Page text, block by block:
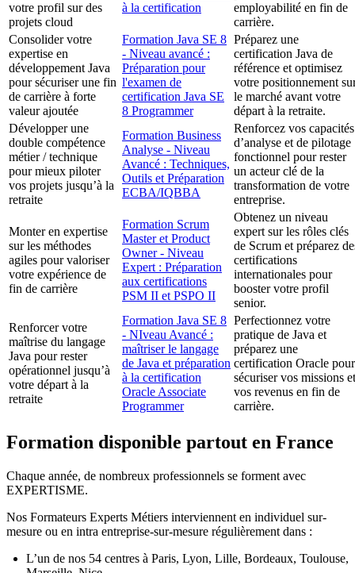
votre profil sur des
projets cloud
à la certification
employabilité en fin de
carrière.
Consolider votre
expertise en
développement Java
pour sécuriser une fin
de carrière à forte
valeur ajoutée
Formation Java SE 8
- Niveau avancé :
Préparation pour
l'examen de
certification Java SE
8 Programmer
Préparez une
certification Java de
référence et optimisez
votre positionnement
le marché avant votre
départ à la retraite.
Développer une
double compétence
métier / technique
pour mieux piloter
vos projets jusqu’à la
retraite
Formation Business
Analyse - Niveau
Avancé : Techniques,
Outils et Préparation
ECBA/IQBBA
Renforcez vos capacités
d’analyse et de pilotage
fonctionnel pour rester
un acteur clé de la
transformation de votre
entreprise.
Monter en expertise
sur les méthodes
agiles pour valoriser
votre expérience de
fin de carrière
Formation Scrum
Master et Product
Owner - Niveau
Expert : Préparation
aux certifications
PSM II et PSPO II
Obtenez un niveau
expert sur les rôles clés
de Scrum et préparez
certifications
internationales pour
booster votre profil
senior.
Renforcer votre
maîtrise du langage
Java pour rester
opérationnel jusqu’à
votre départ à la
retraite
Formation Java SE 8
- NIveau Avancé :
maîtriser le langage
de Java et préparation
à la certification
Oracle Associate
Programmer
Perfectionnez votre
pratique de Java et
préparez une
certification Oracle pour
sécuriser vos missions et
vos revenus en fin de
carrière.
Formation disponible partout en France
Chaque année, de nombreux professionnels se forment avec
EXPERTISME.
Nos Formateurs Experts Métiers interviennent en individuel sur-
mesure ou en intra entreprise-sur-mesure régulièrement dans :
L’un de nos 54 centres à Paris, Lyon, Lille, Bordeaux, Toulouse,